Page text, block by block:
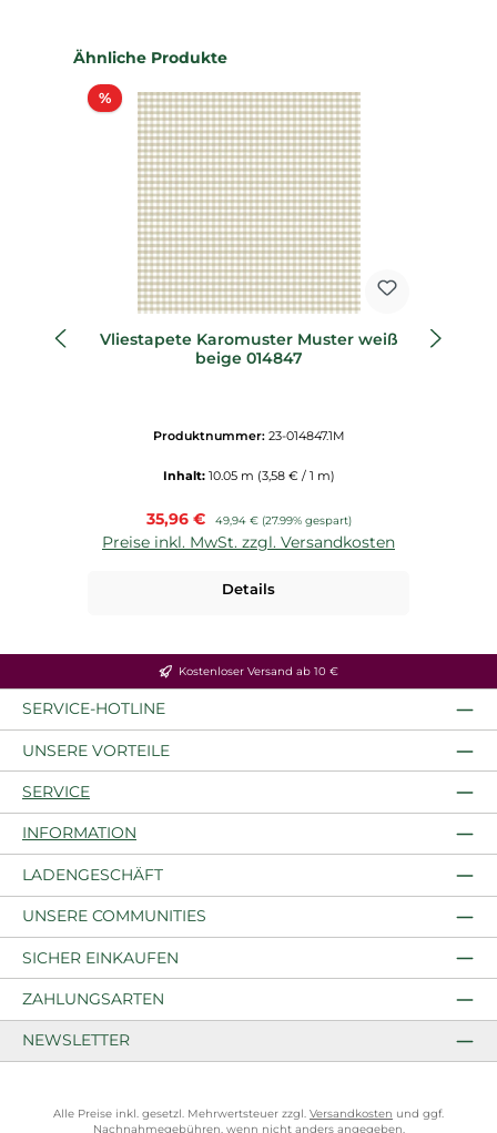
Produktgalerie überspringen
Ähnliche Produkte
%Rabatt
Vliestapete Karomuster Muster weiß
beige 014847
Produktnummer: 23-014847.1M
Inhalt: 10.05 m (3,58 € / 1 m)
Verkaufspreis:
35,96 € Regulärer Preis:
49,94 € (27.99% gespart)
Preise inkl. MwSt. zzgl. Versandkosten
Details
Kostenloser Versand ab 10 €
SERVICE-HOTLINE
UNSERE VORTEILE
SERVICE
INFORMATION
LADENGESCHÄFT
UNSERE COMMUNITIES
SICHER EINKAUFEN
ZAHLUNGSARTEN
NEWSLETTER
Alle Preise inkl. gesetzl. Mehrwertsteuer zzgl. Versandkosten und ggf.
Nachnahmegebühren, wenn nicht anders angegeben.